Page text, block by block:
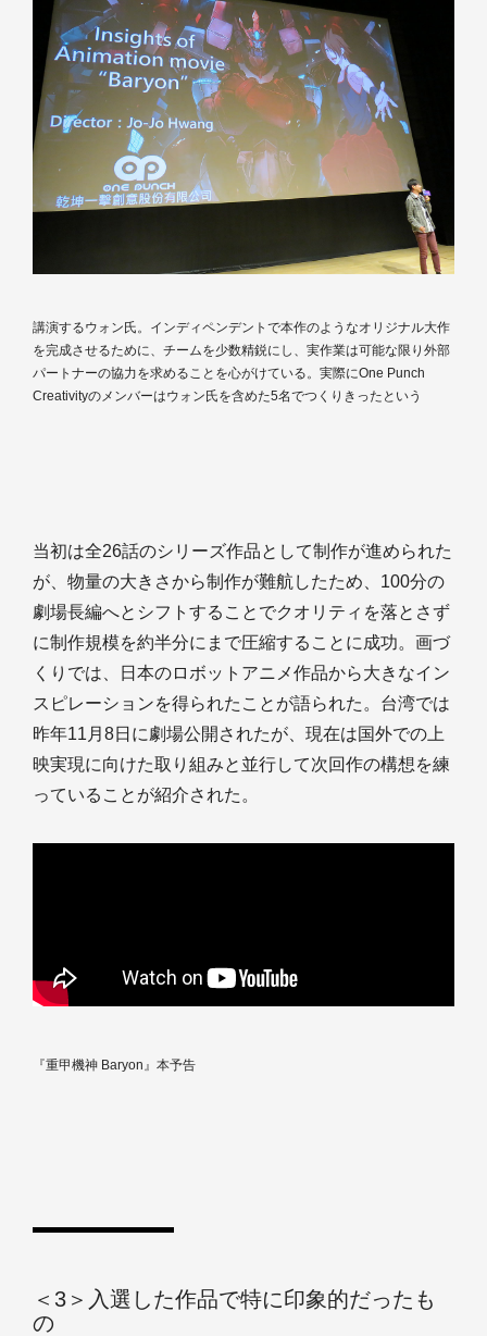
講演するウォン氏。インディペンデントで本作のようなオリジナル大作
を完成させるために、チームを少数精鋭にし、実作業は可能な限り外部
パートナーの協力を求めることを心がけている。実際にOne Punch
Creativityのメンバーはウォン氏を含めた5名でつくりきったという
当初は全26話のシリーズ作品として制作が進められた
が、物量の大きさから制作が難航したため、100分の
劇場長編へとシフトすることでクオリティを落とさず
に制作規模を約半分にまで圧縮することに成功。画づ
くりでは、日本のロボットアニメ作品から大きなイン
スピレーションを得られたことが語られた。台湾では
昨年11月8日に劇場公開されたが、現在は国外での上
映実現に向けた取り組みと並行して次回作の構想を練
っていることが紹介された。
『重甲機神 Baryon』本予告
＜3＞入選した作品で特に印象的だったも
の